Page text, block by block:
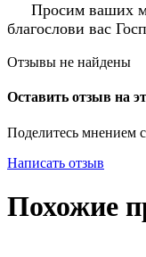
Просим ваших
благослови вас
Отзывы не найдены
Оставить отзыв на
Поделитесь мнением
Написать отзыв
Похожие